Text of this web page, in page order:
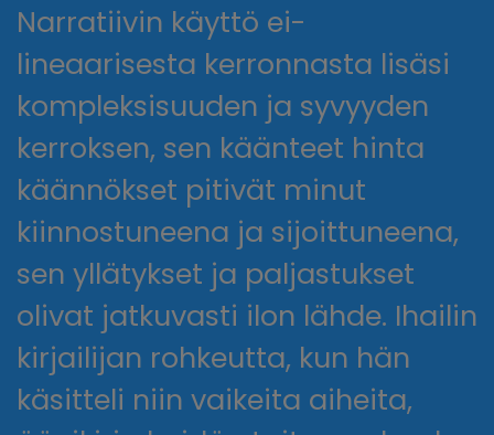
Narratiivin käyttö ei-
lineaarisesta kerronnasta lisäsi
kompleksisuuden ja syvyyden
kerroksen, sen käänteet hinta
käännökset pitivät minut
kiinnostuneena ja sijoittuneena,
sen yllätykset ja paljastukset
olivat jatkuvasti ilon lähde. Ihailin
kirjailijan rohkeutta, kun hän
käsitteli niin vaikeita aiheita,